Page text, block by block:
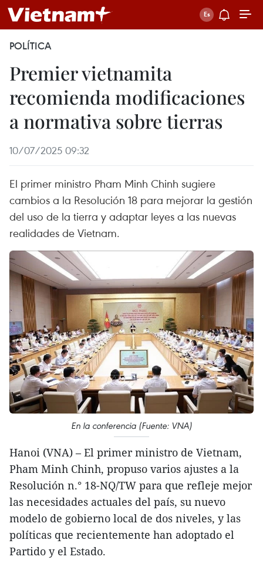
POLÍTICA
Premier vietnamita
recomienda modificaciones
a normativa sobre tierras
10/07/2025 09:32
El primer ministro Pham Minh Chinh sugiere
cambios a la Resolución 18 para mejorar la gestión
del uso de la tierra y adaptar leyes a las nuevas
realidades de Vietnam.
En la conferencia (Fuente: VNA)
Hanoi (VNA) – El primer ministro de Vietnam,
Pham Minh Chinh, propuso varios ajustes a la
Resolución n.° 18-NQ/TW para que refleje mejor
las necesidades actuales del país, su nuevo
modelo de gobierno local de dos niveles, y las
políticas que recientemente han adoptado el
Partido y el Estado.